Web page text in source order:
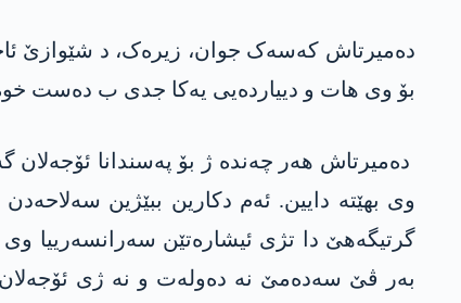
دەمیرتاش کەسەک جوان، زیرەک، د شێوازێ
بۆ وی ھات و دییاردەیی یەکا جدی ب دەست
دەمیرتاش ھەر چەندە ژ بۆ پەسندانا
وی بهێتە دایین. ئەم دکارین ببێژین
گرتیگەھێ دا تژی ئیشارەتێن سەرانسەرییا